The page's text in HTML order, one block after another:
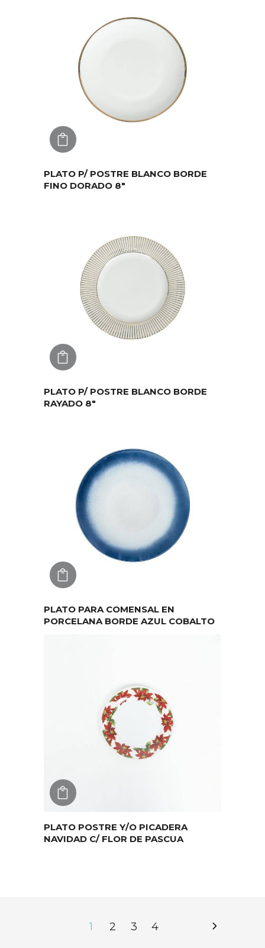
PLATO P/ POSTRE BLANCO BORDE
FINO DORADO 8″
PLATO P/ POSTRE BLANCO BORDE
RAYADO 8″
PLATO PARA COMENSAL EN
PORCELANA BORDE AZUL COBALTO
PLATO POSTRE Y/O PICADERA
NAVIDAD C/ FLOR DE PASCUA
1 2 3 4